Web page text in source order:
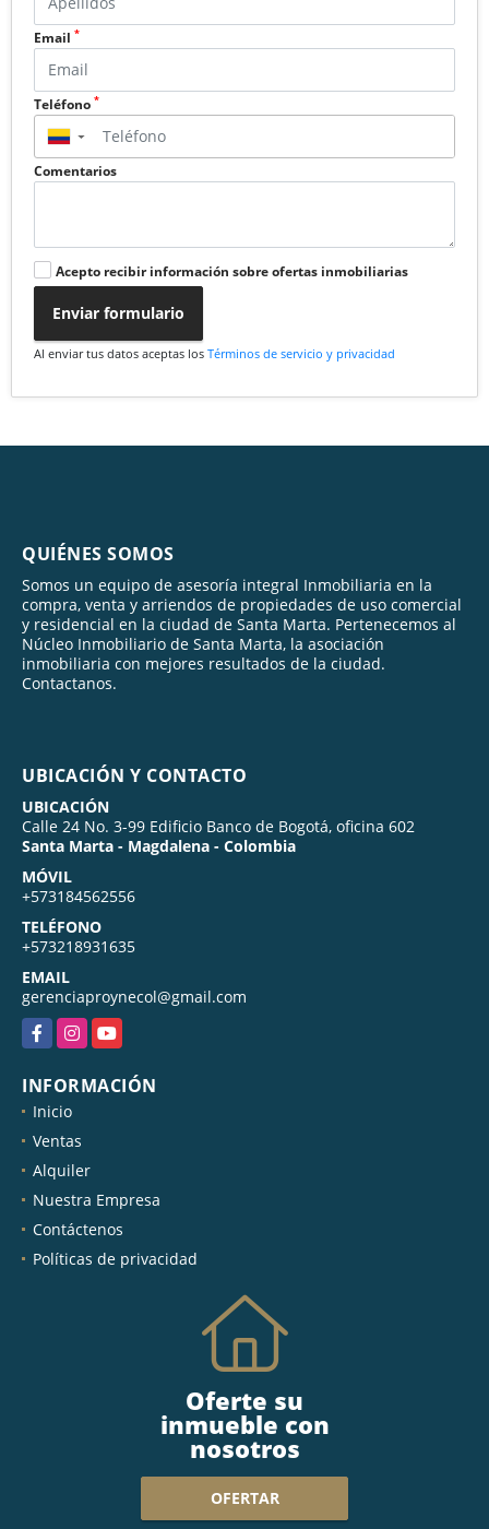
Email *
Teléfono *
▼
Comentarios
Acepto recibir información sobre ofertas inmobiliarias
Enviar formulario
Al enviar tus datos aceptas los Términos de servicio y privacidad
QUIÉNES SOMOS
Somos un equipo de asesoría integral Inmobiliaria en la
compra, venta y arriendos de propiedades de uso comercial
y residencial en la ciudad de Santa Marta. Pertenecemos al
Núcleo Inmobiliario de Santa Marta, la asociación
inmobiliaria con mejores resultados de la ciudad.
Contactanos.
UBICACIÓN Y CONTACTO
UBICACIÓN
Calle 24 No. 3-99 Edificio Banco de Bogotá, oficina 602
Santa Marta - Magdalena - Colombia
MÓVIL
+573184562556
TELÉFONO
+573218931635
EMAIL
gerenciaproynecol@gmail.com
FacebookInstagramYouTube
INFORMACIÓN
Inicio
Ventas
Alquiler
Nuestra Empresa
Contáctenos
Políticas de privacidad
Oferte su
inmueble con
nosotros
OFERTAR